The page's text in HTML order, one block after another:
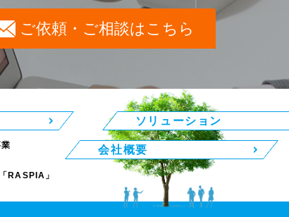
ご依頼・ご相談はこちら
RASPIA」
ソリューション
会社概要